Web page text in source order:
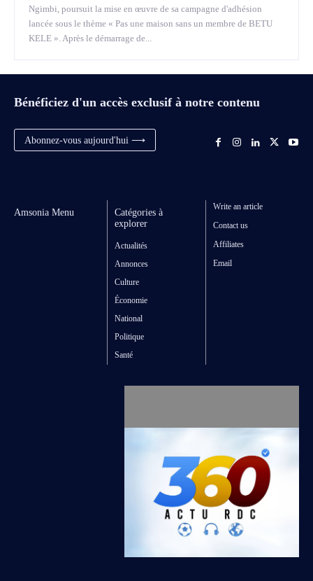
Ngimbi, poursuit la mise en œuvre de sa campagne d'adhésion
lancée sous le thème « Pas une maison sans un membre de BETU
KELE ». Après le démarrage de...
Bénéficiez d'un accès exclusif à notre contenu
Abonnez-vous aujourd'hui ⟶
Amsonia Menu
Catégories à
explorer
Actualités
Annonces
Culture
Économie
National
Politique
Santé
Write an article
Contact us
Affiliates
Email